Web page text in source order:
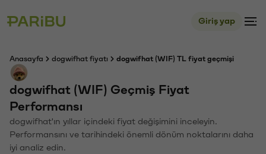
Giriş yap
Anasayfa dogwifhat fiyatı dogwifhat (WIF) TL fiyat geçmişi
dogwifhat (WIF) Geçmiş Fiyat
Performansı
dogwifhat'ın yıllar içindeki fiyat değişimini inceleyin.
Performansını ve tarihindeki önemli dönüm noktalarını daha
iyi analiz edin.